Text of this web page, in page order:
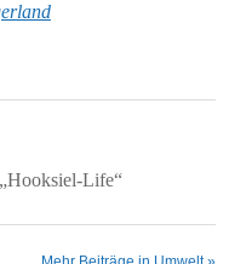
Life“